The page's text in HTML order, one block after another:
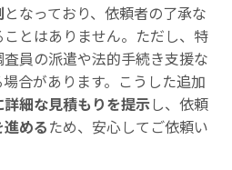
となっており、依頼者の了承な
とはありません。ただし、特
員の派遣や法的手続き支援な
合があります。こうした追加
詳細な見積もりを提示し、依頼
めるため、安心してご依頼い